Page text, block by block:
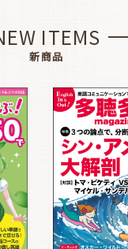
ITEMS
新商品